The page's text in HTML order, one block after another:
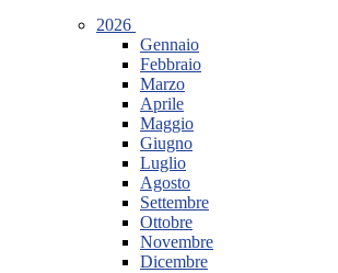
2026
Gennaio
Febbraio
Marzo
Aprile
Maggio
Giugno
Luglio
Agosto
Settembre
Ottobre
Novembre
Dicembre